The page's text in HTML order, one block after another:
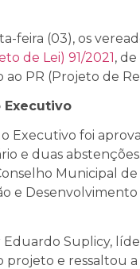
feira (03), os
de Lei) 91/2021,
PR (Projeto de
Executivo
Executivo foi
e duas
Municipal
e Desenvolvimento
Suplicy,
projeto e ressaltou